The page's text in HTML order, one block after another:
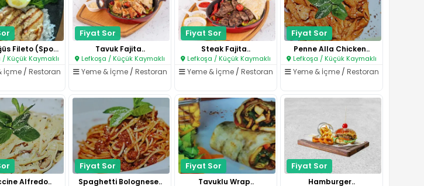
Piliç Göğüs Fileto (Sporcu Men..
Küçük Kaymaklı
İçme /Restoran
Fiyat Sor
Tavuk Fajita..
Lefkoşa / Küçük Kaymaklı
Yeme & İçme/ Restoran
Fiyat Sor
Steak Fajita..
Lefkoşa / Küçük Kaymaklı
Yeme & İçme/ Restoran
Fiyat Sor
Penne Alla Chicken..
Lefkoşa / Küçük Kaymaklı
Yeme & İçme/ Restoran
Alfredo..
Fiyat Sor
Spaghetti Bolognese..
Fiyat Sor
Tavuklu Wrap..
Fiyat Sor
Hamburger..